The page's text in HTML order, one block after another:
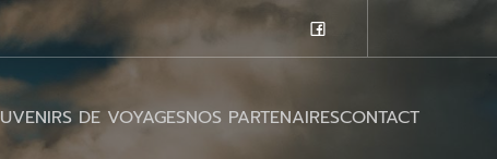
DE VOYAGESNOS PARTENAIRESCONTACT